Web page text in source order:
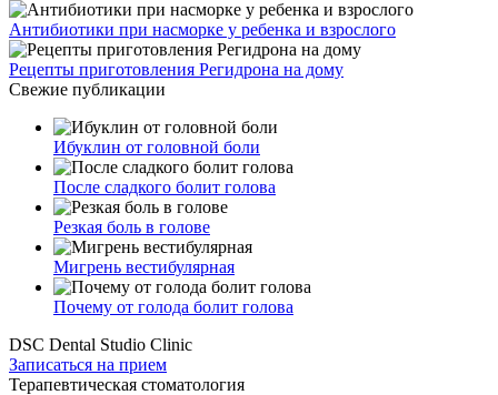
Антибиотики при насморке у ребенка и взрослого
Рецепты приготовления Регидрона на дому
Свежие публикации
Ибуклин от головной боли
После сладкого болит голова
Резкая боль в голове
Мигрень вестибулярная
Почему от голода болит голова
DSC Dental Studio Clinic
Записаться на прием
Терапевтическая стоматология